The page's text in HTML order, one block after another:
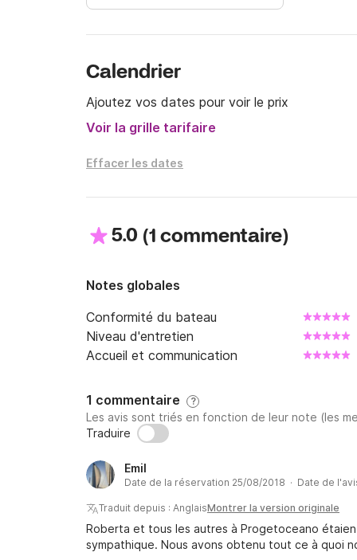
Calendrier
Ajoutez vos dates pour voir le prix
Voir la grille tarifaire
Effacer les dates
5.0 (1 commentaire)
Notes globales
Conformité du bateau
Niveau d'entretien
Accueil et communication
1 commentaire ?
Les avis sont triés en fonction de leur note (les
Traduire
Emil
Date de la réservation 25/08/2018 · Date de
Traduit depuis : AnglaisMontrer la version originale
Roberta et tous les autres à Progetoceano
sympathique. Nous avons obtenu tout ce à quoi